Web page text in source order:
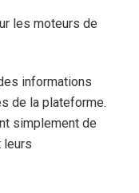
les moteurs de
informations
de la plateforme.
simplement de
leurs